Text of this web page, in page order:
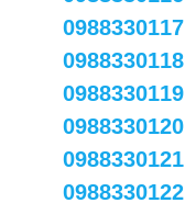
0988330117
0988330118
0988330119
0988330120
0988330121
0988330122